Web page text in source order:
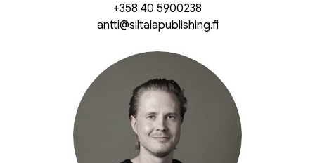
+358 40 5900238
antti@siltalapublishing.fi